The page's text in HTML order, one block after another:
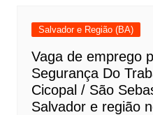
Salvador e Região (BA)
Vaga de emprego
Segurança Do
Cicopal / São
Salvador e região